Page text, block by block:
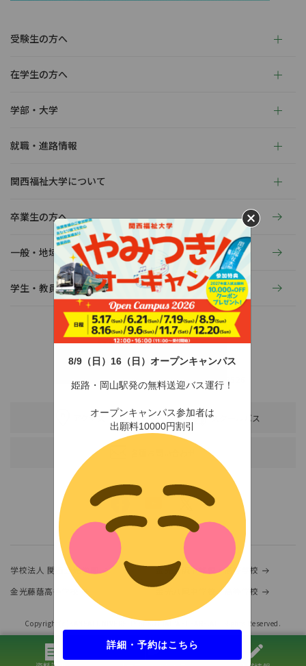
8/9（日）16（日）オープンキャンパス
姫路・岡山駅発の無料送迎バス運行！
オープンキャンパス参加者は
出願料10000円割引
詳細・予約はこちら
受験生の方へ
在学生の方へ
学部・大学
就職・進路情報
関西福祉大学について
卒業生の方へ
一般・地域の方へ
学生・教員の活動
〒678-0255 兵庫県赤穂市新田380-3
TEL：0791-46-2525（代）FAX：0791-46-2526
アクセス スクールバス
学校法人 関西金光学園
金光大阪中学校・高等学校
金光藤蔭高等学校
金光八尾中学校・高等学校
Copyright(c)KANSAI UNIVERSITY of SOCIAL WELFARE.ALL Rights Reserved.